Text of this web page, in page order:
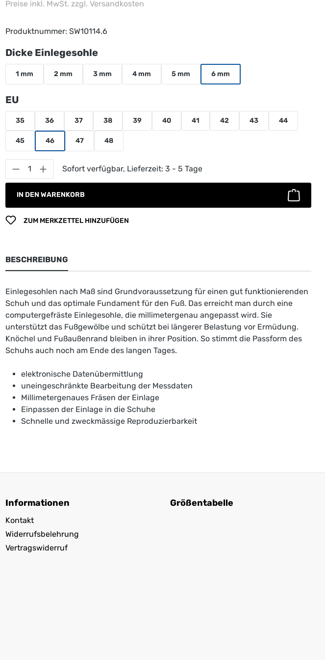
Preise inkl. MwSt. zzgl. Versandkosten
Produktnummer: SW10114.6
Dicke Einlegesohleauswählen
1 mm 2 mm 3 mm 4 mm 5 mm 6 mm
EU
35 36 37 38 39 40 41 42 43 44
45 46 47 48
Produkt Anzahl: Gib den gewünschten Wert ein oder
Sofort verfügbar, Lieferzeit: 3 - 5 Tage
IN DEN WARENKORB
ZUM MERKZETTEL HINZUFÜGEN
BESCHREIBUNG
Einlegesohlen nach Maß sind Grundvoraussetzung für einen gut funktionierenden
Schuh und das optimale Fundament für den Fuß. Das erreicht man durch eine
computergefräste Einlegesohle, die millimetergenau angepasst wird. Sie
unterstützt das Fußgewölbe und schützt bei längerer Belastung vor Ermüdung.
Knöchel und Fußaußenrand bleiben in ihrer Position. So stimmt die Passform des
Schuhs auch noch am Ende des langen Tages.
elektronische Datenübermittlung
uneingeschränkte Bearbeitung der Messdaten
Millimetergenaues Fräsen der Einlage
Einpassen der Einlage in die Schuhe
Schnelle und zweckmässige Reproduzierbarkeit
Informationen
Kontakt
Widerrufsbelehrung
Vertragswiderruf
Größentabelle